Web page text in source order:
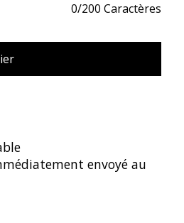
0/200 Caractères
envoyé au